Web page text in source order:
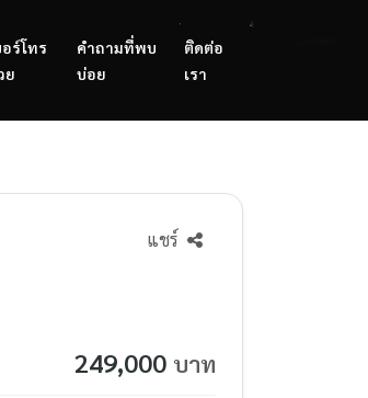
อร์โทร
ย
คำถามที่พบ
บ่อย
ติดต่อ
เรา
แชร์
249,000 บาท